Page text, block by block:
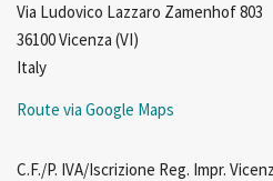
Via Ludovico Lazzaro Zamenhof 803
36100 Vicenza (VI)
Italy
Route via Google Maps
C.F./P. IVA/Iscrizione Reg. Impr.